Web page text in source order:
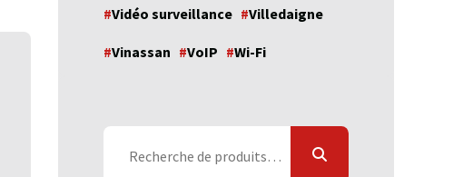
Vidéo surveillance Villedaigne
Vinassan VoIP Wi-Fi
pour :